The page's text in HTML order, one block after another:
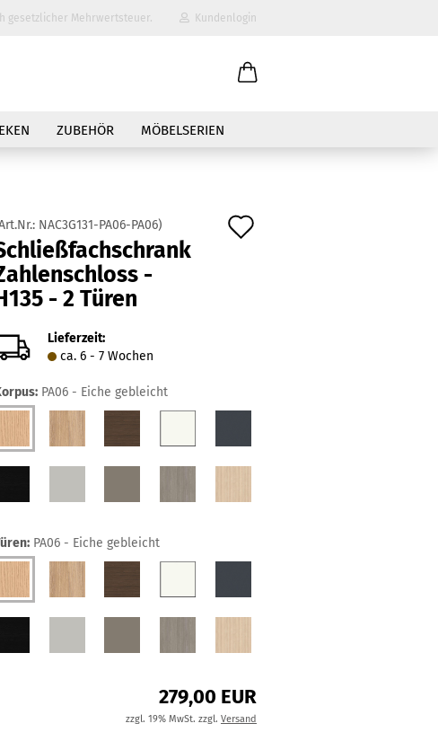
gesetzlicher Mehrwertsteuer. Kundenlogin
Konto erstellen
Passwort vergessen?
ZUBEHÖR MÖBELSERIEN
NAC3G131-PA06-PA06)
-
- 2 Türen
Lieferzeit:
ca. 6 - 7 Wochen
PA06 - Eiche gebleicht
PA06 - Eiche gebleicht
279,00 EUR
zzgl. 19% MwSt. zzgl. Versand